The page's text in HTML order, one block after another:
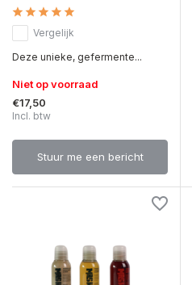
Vergelijk
Deze unieke, gefermente...
Niet op voorraad
€17,50
Incl. btw
Stuur me een bericht